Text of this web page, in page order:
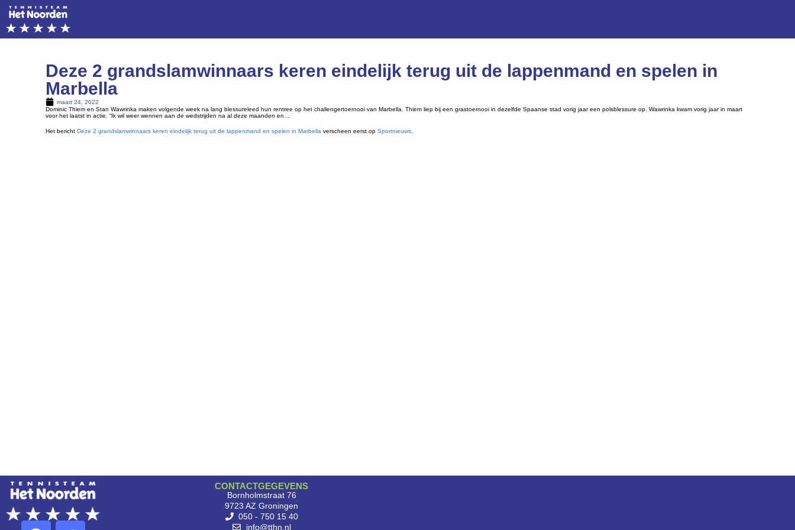
Deze 2 grandslamwinnaars keren eindelijk terug uit de lappenmand en spelen in
Marbella
maart 24, 2022
Dominic Thiem en Stan Wawrinka maken volgende week na lang blessureleed hun rentree op het challengertoernooi van Marbella. Thiem liep bij een grastoernooi in dezelfde Spaanse stad vorig jaar een polsblessure op. Wawrinka kwam vorig jaar in maart
voor het laatst in actie. “Ik wil weer wennen aan de wedstrijden na al deze maanden en…
Het bericht Deze 2 grandslamwinnaars keren eindelijk terug uit de lappenmand en spelen in Marbella verscheen eerst opSportnieuws.
CONTACTGEGEVENS
Bornholmstraat 76
9723 AZ Groningen
050 - 750 15 40
info@tthn.nl